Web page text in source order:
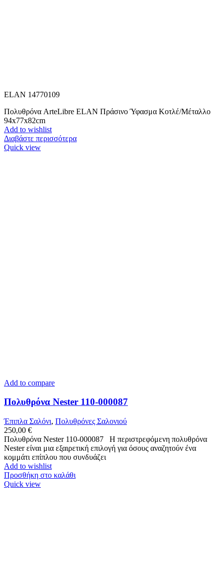
ELAN 14770109
Πολυθρόνα ArteLibre ELAN Πράσινο Ύφασμα Κοτλέ/Μέταλλο
94x77x82cm
Add to wishlist
Διαβάστε περισσότερα
Quick view
Add to compare
Πολυθρόνα Nester 110-000087
Έπιπλα Σαλόνι, Πολυθρόνες Σαλονιού
250,00 €
Πολυθρόνα Nester 110-000087 Η περιστρεφόμενη πολυθρόνα
Nester είναι μια εξαιρετική επιλογή για όσους αναζητούν ένα
κομμάτι επίπλου που συνδυάζει
Add to wishlist
Προσθήκη στο καλάθι
Quick view